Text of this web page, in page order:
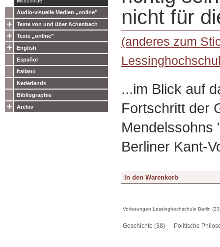
Audio-visuelle Medien „online”
Texte von und über Achenbach
Texte „online”
English
Español
Italiano
Nederlands
Bibliographie
Archiv
nicht für
(anderes zum
...im Blick auf
Fortschritt der
Mendelssohns
Berliner Kant-
Vorlesungen Lessinghochschule Berlin
Geschichte (38) Politische